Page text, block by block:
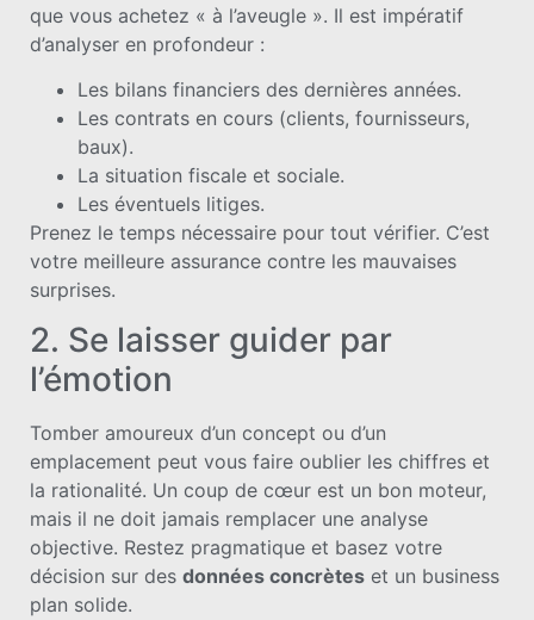
que vous achetez « à l’aveugle ». Il est impératif
d’analyser en profondeur :
Les bilans financiers des dernières années.
Les contrats en cours (clients, fournisseurs,
baux).
La situation fiscale et sociale.
Les éventuels litiges.
Prenez le temps nécessaire pour tout vérifier. C’est
votre meilleure assurance contre les mauvaises
surprises.
2. Se laisser guider par
l’émotion
Tomber amoureux d’un concept ou d’un
emplacement peut vous faire oublier les chiffres et
la rationalité. Un coup de cœur est un bon moteur,
mais il ne doit jamais remplacer une analyse
objective. Restez pragmatique et basez votre
décision sur des données concrètes et un business
plan solide.